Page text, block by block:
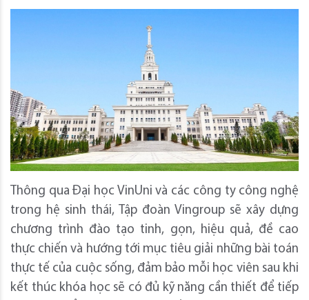
Thông qua Đại học VinUni và các công ty công nghệ
trong hệ sinh thái, Tập đoàn Vingroup sẽ xây dựng
chương trình đào tạo tinh, gọn, hiệu quả, đề cao
thực chiến và hướng tới mục tiêu giải những bài toán
thực tế của cuộc sống, đảm bảo mỗi học viên sau khi
kết thúc khóa học sẽ có đủ kỹ năng cần thiết để tiếp